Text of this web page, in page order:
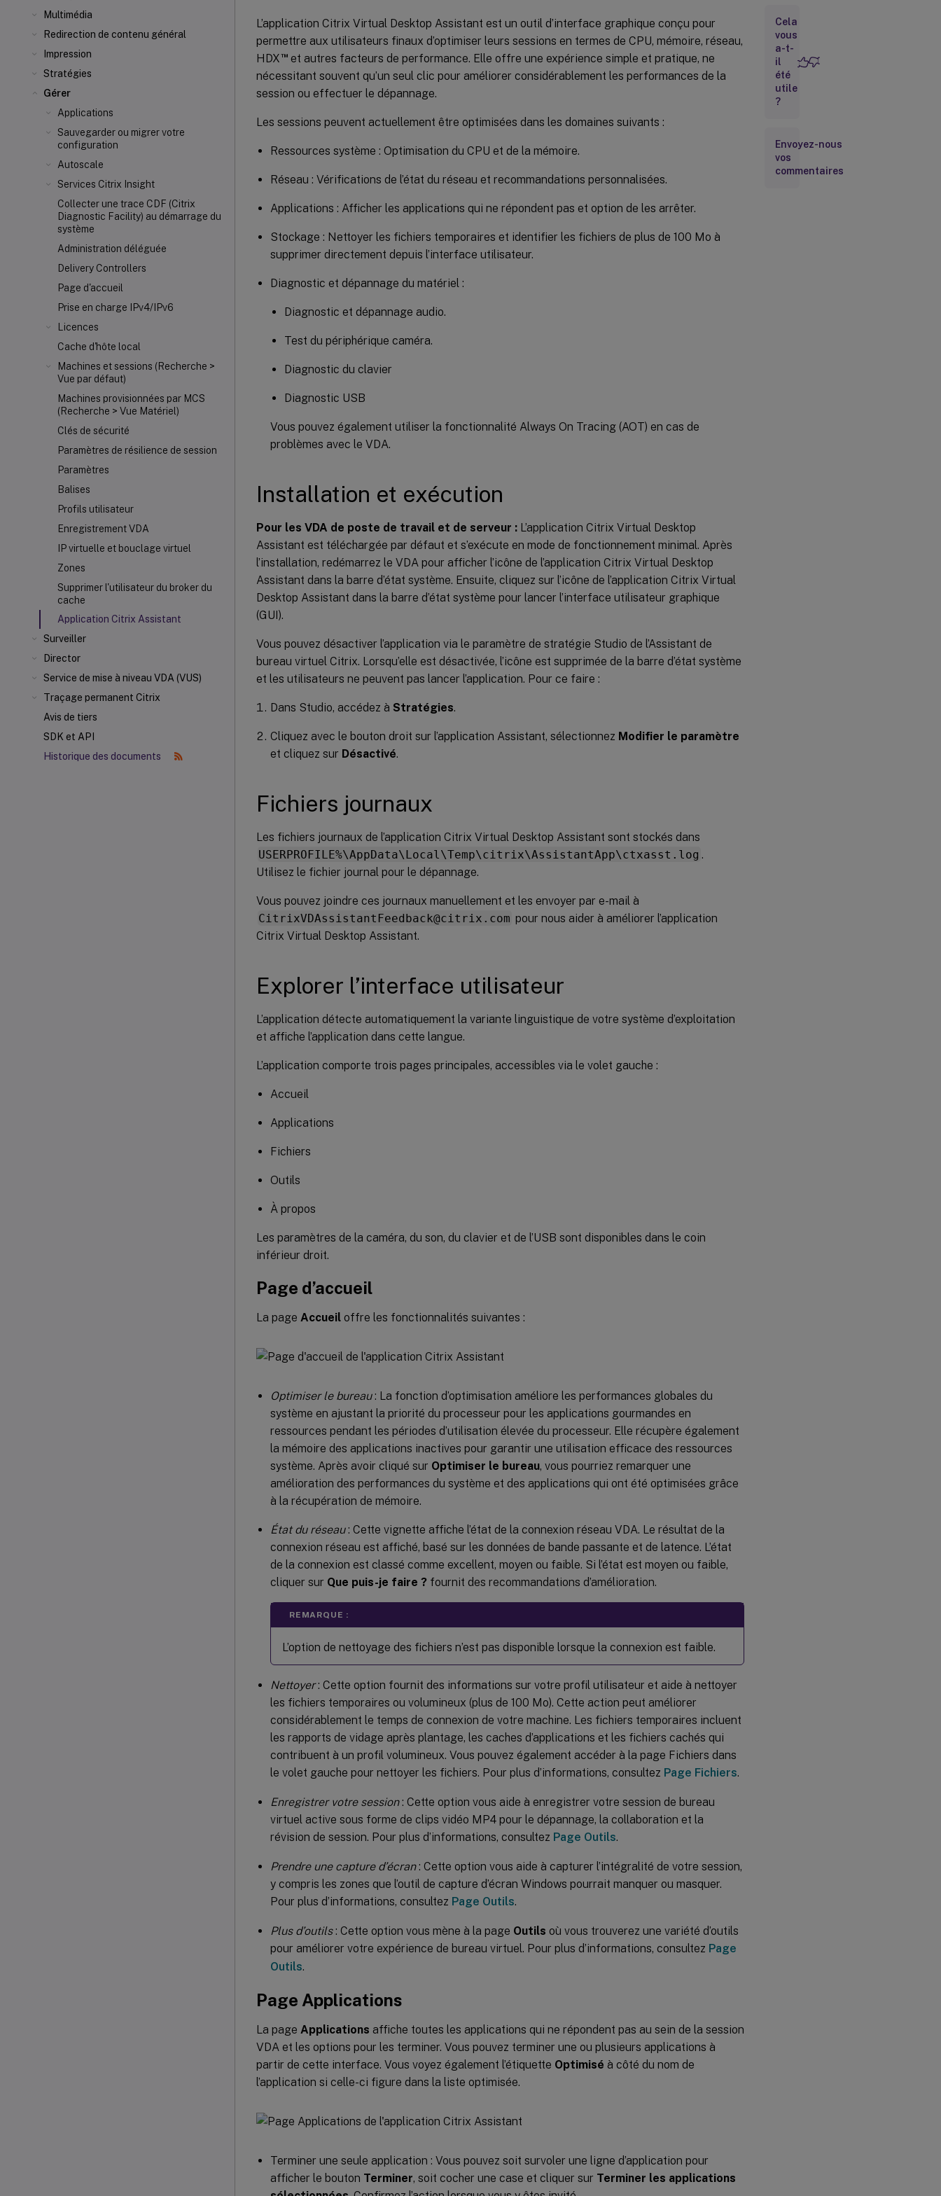
Multimédia
Redirection de contenu général
Impression
Stratégies
Gérer
Applications
Sauvegarder ou migrer votre
configuration
Autoscale
Services Citrix Insight
Collecter une trace CDF (Citrix
Diagnostic Facility) au démarrage du
système
Administration déléguée
Delivery Controllers
Page d'accueil
Prise en charge IPv4/IPv6
Licences
Cache d'hôte local
Machines et sessions (Recherche >
Vue par défaut)
Machines provisionnées par MCS
(Recherche > Vue Matériel)
Clés de sécurité
Paramètres de résilience de session
Paramètres
Balises
Profils utilisateur
Enregistrement VDA
IP virtuelle et bouclage virtuel
Zones
Supprimer l'utilisateur du broker du
cache
Application Citrix Assistant
Surveiller
Director
Service de mise à niveau VDA (VUS)
Traçage permanent Citrix
Avis de tiers
SDK et API
Historique des documents
L’application Citrix Virtual Desktop Assistant est un outil d’interface graphique conçu pour
permettre aux utilisateurs finaux d’optimiser leurs sessions en termes de CPU, mémoire, réseau,
HDX™et autres facteurs de performance. Elle offre une expérience simple et pratique, ne
nécessitant souvent qu’un seul clic pour améliorer considérablement les performances de la
session ou effectuer le dépannage.
Les sessions peuvent actuellement être optimisées dans les domaines suivants :
Ressources système : Optimisation du CPU et de la mémoire.
Réseau : Vérifications de l’état du réseau et recommandations personnalisées.
Applications : Afficher les applications qui ne répondent pas et option de les arrêter.
Stockage : Nettoyer les fichiers temporaires et identifier les fichiers de plus de 100 Mo à
supprimer directement depuis l’interface utilisateur.
Diagnostic et dépannage du matériel :
Diagnostic et dépannage audio.
Test du périphérique caméra.
Diagnostic du clavier
Diagnostic USB
Vous pouvez également utiliser la fonctionnalité Always On Tracing (AOT) en cas de
problèmes avec le VDA.
Installation et exécution
Pour les VDA de poste de travail et de serveur : L’application Citrix Virtual Desktop
Assistant est téléchargée par défaut et s’exécute en mode de fonctionnement minimal. Après
l’installation, redémarrez le VDA pour afficher l’icône de l’application Citrix Virtual Desktop
Assistant dans la barre d’état système. Ensuite, cliquez sur l’icône de l’application Citrix Virtual
Desktop Assistant dans la barre d’état système pour lancer l’interface utilisateur graphique
(GUI).
Vous pouvez désactiver l’application via le paramètre de stratégie Studio de l’Assistant de
bureau virtuel Citrix. Lorsqu’elle est désactivée, l’icône est supprimée de la barre d’état système
et les utilisateurs ne peuvent pas lancer l’application. Pour ce faire :
Dans Studio, accédez à Stratégies.
Cliquez avec le bouton droit sur l’application Assistant, sélectionnez Modifier le paramètre
et cliquez sur Désactivé.
Fichiers journaux
Les fichiers journaux de l’application Citrix Virtual Desktop Assistant sont stockés dans
USERPROFILE%\AppData\Local\Temp\citrix\AssistantApp\ctxasst.log .
Utilisez le fichier journal pour le dépannage.
Vous pouvez joindre ces journaux manuellement et les envoyer par e-mail à
CitrixVDAssistantFeedback@citrix.com pour nous aider à améliorer l’application
Citrix Virtual Desktop Assistant.
Explorer l’interface utilisateur
L’application détecte automatiquement la variante linguistique de votre système d’exploitation
et affiche l’application dans cette langue.
L’application comporte trois pages principales, accessibles via le volet gauche :
Accueil
Applications
Fichiers
Outils
À propos
Les paramètres de la caméra, du son, du clavier et de l’USB sont disponibles dans le coin
inférieur droit.
Page d’accueil
La page Accueil offre les fonctionnalités suivantes :
Optimiser le bureau: La fonction d’optimisation améliore les performances globales du
système en ajustant la priorité du processeur pour les applications gourmandes en
ressources pendant les périodes d’utilisation élevée du processeur. Elle récupère également
la mémoire des applications inactives pour garantir une utilisation efficace des ressources
système. Après avoir cliqué sur Optimiser le bureau, vous pourriez remarquer une
amélioration des performances du système et des applications qui ont été optimisées grâce
à la récupération de mémoire.
État du réseau: Cette vignette affiche l’état de la connexion réseau VDA. Le résultat de la
connexion réseau est affiché, basé sur les données de bande passante et de latence. L’état
de la connexion est classé comme excellent, moyen ou faible. Si l’état est moyen ou faible,
cliquer sur Que puis-je faire ? fournit des recommandations d’amélioration.
REMARQUE :
L’option de nettoyage des fichiers n’est pas disponible lorsque la connexion est faible.
Nettoyer: Cette option fournit des informations sur votre profil utilisateur et aide à nettoyer
les fichiers temporaires ou volumineux (plus de 100 Mo). Cette action peut améliorer
considérablement le temps de connexion de votre machine. Les fichiers temporaires incluent
les rapports de vidage après plantage, les caches d’applications et les fichiers cachés qui
contribuent à un profil volumineux. Vous pouvez également accéder à la page Fichiers dans
le volet gauche pour nettoyer les fichiers. Pour plus d’informations, consultez Page Fichiers.
Enregistrer votre session: Cette option vous aide à enregistrer votre session de bureau
virtuel active sous forme de clips vidéo MP4 pour le dépannage, la collaboration et la
révision de session. Pour plus d’informations, consultez Page Outils.
Prendre une capture d’écran: Cette option vous aide à capturer l’intégralité de votre session,
y compris les zones que l’outil de capture d’écran Windows pourrait manquer ou masquer.
Pour plus d’informations, consultez Page Outils.
Plus d’outils: Cette option vous mène à la page Outils où vous trouverez une variété d’outils
pour améliorer votre expérience de bureau virtuel. Pour plus d’informations, consultez Page
Outils.
Page Applications
La page Applications affiche toutes les applications qui ne répondent pas au sein de la session
VDA et les options pour les terminer. Vous pouvez terminer une ou plusieurs applications à
partir de cette interface. Vous voyez également l’étiquette Optimisé à côté du nom de
l’application si celle-ci figure dans la liste optimisée.
Terminer une seule application : Vous pouvez soit survoler une ligne d’application pour
afficher le bouton Terminer, soit cocher une case et cliquer sur Terminer les applications
utilisateur
Page
d’accueil
Page
Fichiers
Cela
vous
a-t-
il
été
utile
?
Envoyez-nous
vos
commentaires